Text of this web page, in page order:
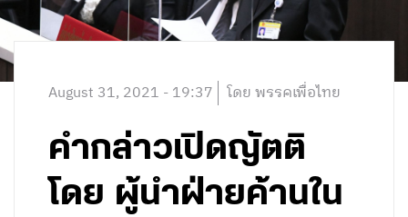
August 31, 2021 - 19:37 โดย พรรคเพื่อไทย
คำกล่าวเปิดญัตติ
โดย ผู้นำฝ่ายค้านใน